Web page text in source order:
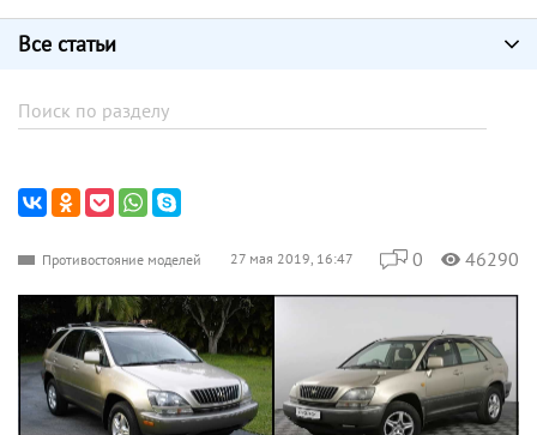
Все статьи
Противостояние моделей 27 мая 2019, 16:47 0 46290